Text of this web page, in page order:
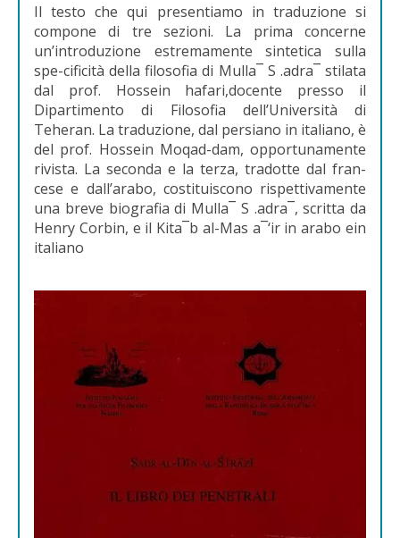
Il testo che qui presentiamo in traduzione si
compone di tre sezioni. La prima concerne
un’introduzione estremamente sintetica sulla
spe-cificità della filosofia di Mulla¯ S .adra¯ stilata
dal prof. Hossein hafari,docente presso il
Dipartimento di Filosofia dell’Università di
Teheran. La traduzione, dal persiano in italiano, è
del prof. Hossein Moqad-dam, opportunamente
rivista. La seconda e la terza, tradotte dal fran-
cese e dall’arabo, costituiscono rispettivamente
una breve biografia di Mulla¯ S .adra¯, scritta da
Henry Corbin, e il Kita¯b al-Mas a¯‘ir in arabo ein
italiano